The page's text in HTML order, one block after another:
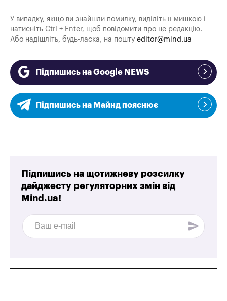
У випадку, якщо ви знайшли помилку, виділіть її мишкою і
натисніть Ctrl + Enter, щоб повідомити про це редакцію.
Або надішліть, будь-ласка, на пошту editor@mind.ua
Підпишись на Google NEWS
Підпишись на Майнд пояснює
Підпишись на щотижневу розсилку
дайджесту регуляторних змін від
Mind.ua!